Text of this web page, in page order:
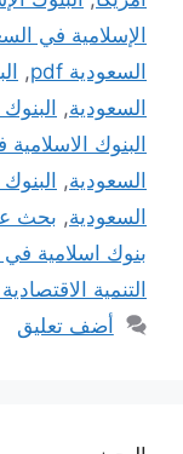
الإسلامية في
السعودية pdf
,
السعودية,
البنوك
السعودية,
السعودية, بحث
بنوك اسلامية في
التنمية
أضف تعليق